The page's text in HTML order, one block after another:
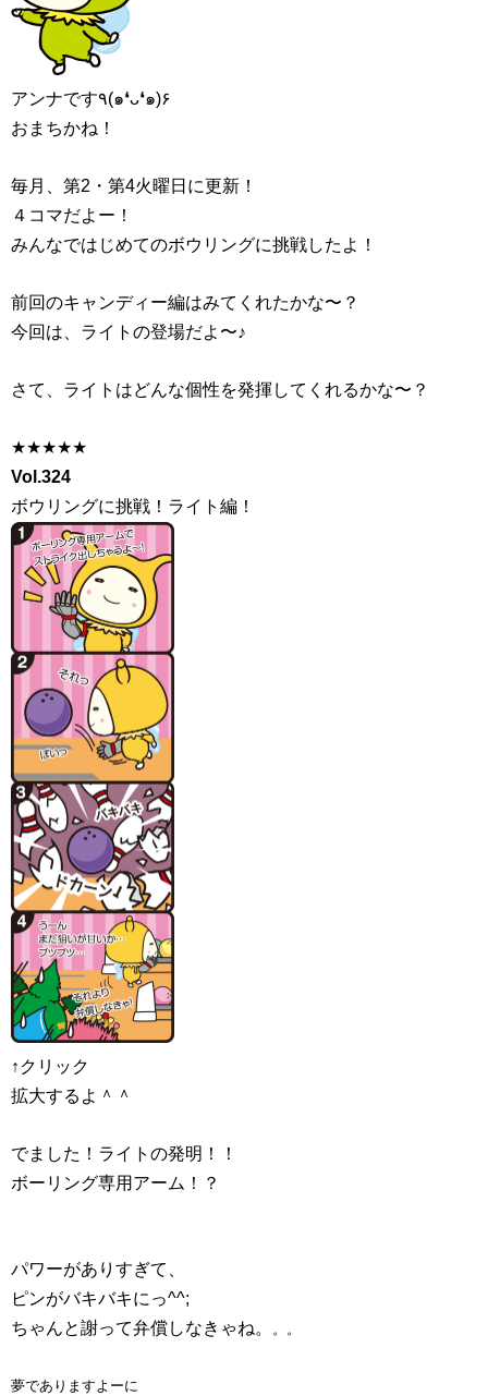
アンナです٩(๑❛ᴗ❛๑)۶
おまちかね！
毎月、第2・第4火曜日に更新！
４コマだよー！
みんなではじめてのボウリングに挑戦したよ！
前回のキャンディー編はみてくれたかな〜？
今回は、ライトの登場だよ〜♪
さて、ライトはどんな個性を発揮してくれるかな〜？
★★★★★
Vol.324
ボウリングに挑戦！ライト編！
↑クリック
拡大するよ＾＾
でました！ライトの発明！！
ボーリング専用アーム！？
パワーがありすぎて、
ピンがバキバキにっ^^;
ちゃんと謝って弁償しなきゃね。
。。
夢でありますよーに